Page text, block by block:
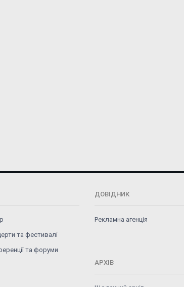
та фестивалі
та форуми
ДОВІДНИК
Рекламна агенція
АРХІВ